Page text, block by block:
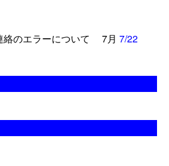
のエラーについて 7月 7/22